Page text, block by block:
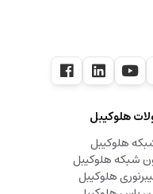
هلوکیبل
هلوکیبل
شبکه هلوکیبل
هلوکیبل